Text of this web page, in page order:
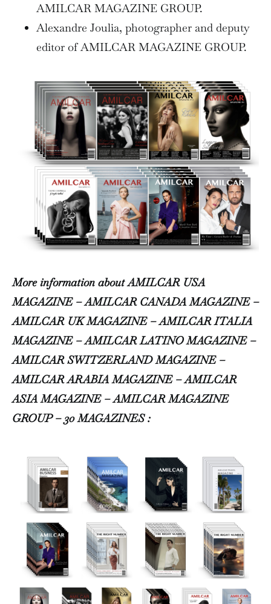
AMILCAR MAGAZINE GROUP.
Alexandre Joulia, photographer and deputy
editor of AMILCAR MAGAZINE GROUP.
More information about AMILCAR USA
MAGAZINE – AMILCAR CANADA MAGAZINE –
AMILCAR UK MAGAZINE – AMILCAR ITALIA
MAGAZINE – AMILCAR LATINO MAGAZINE –
AMILCAR SWITZERLAND MAGAZINE –
AMILCAR ARABIA MAGAZINE – AMILCAR
ASIA MAGAZINE – AMILCAR MAGAZINE
GROUP – 30 MAGAZINES :